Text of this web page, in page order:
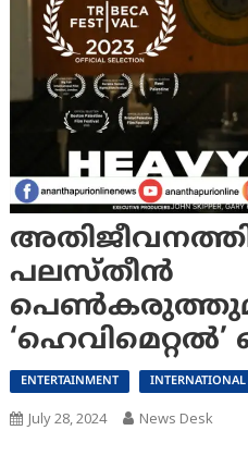
പലസ്‌തീൻ
ENTERTAINMENT INTERNATIONAL
July 28, 2024 News Desk